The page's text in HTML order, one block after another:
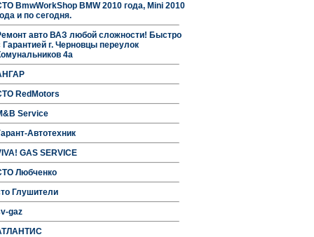
BmwWorkShop BMW 2010 года, Mini 2010
и по сегодня.
авто ВАЗ любой сложности! Быстро
Гарантией г. Черновцы переулок
4а
RedMotors
Service
Автотехник
GAS SERVICE
Любченко
Глушители
gaz